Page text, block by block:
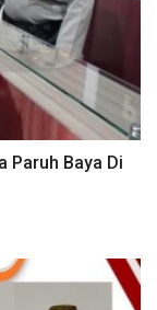
Paruh Baya Di